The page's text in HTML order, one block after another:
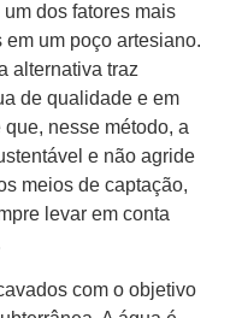
dos fatores mais
um poço artesiano.
alternativa traz
de qualidade e em
nesse método, a
e não agride
meios de captação,
levar em conta
com o objetivo